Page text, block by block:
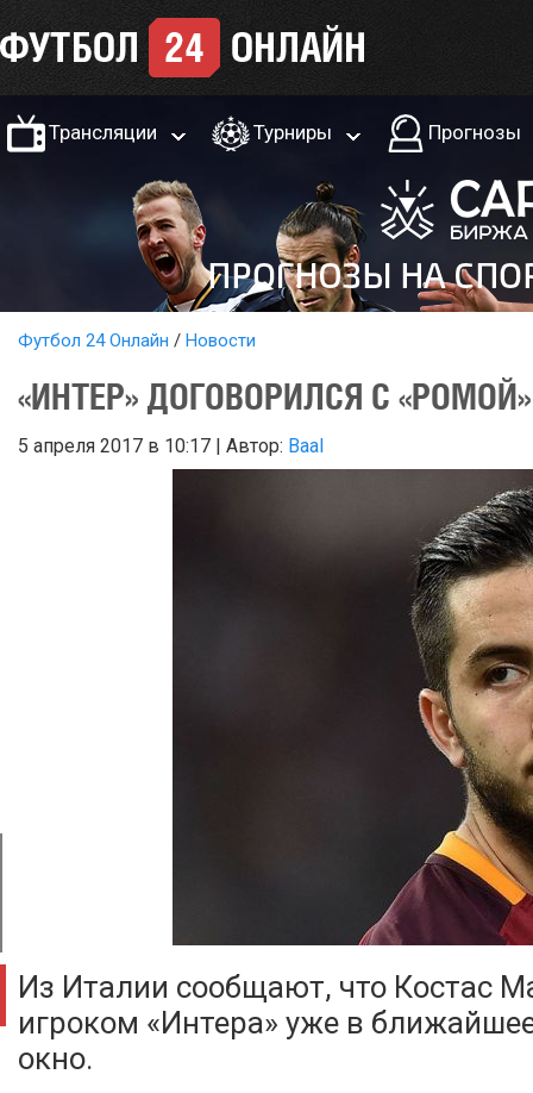
Трансляции Турниры Прогнозы
Футбол 24 Онлайн Новости
«ИНТЕР» ДОГОВОРИЛСЯ С
5 апреля 2017 в 10:17 | Автор: Baal
Из Италии сообщают, что Костас
игроком «Интера» уже в
окно.